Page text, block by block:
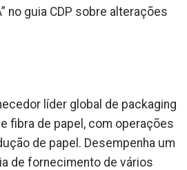
no guia CDP sobre alterações
líder global de packaging
fibra de papel, com operações
de papel. Desempenha um
de fornecimento de vários